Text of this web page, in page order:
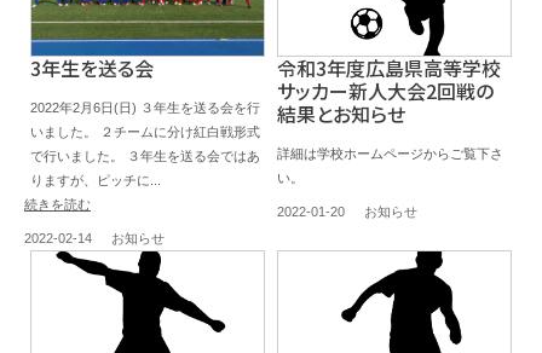
3年生を送る会
2022年2月6日(日) ３年生を送る会を行
いました。 ２チームに分け紅白戦形式
で行いました。 ３年生を送る会ではあ
りますが、ピッチに...
続きを読む
2022-02-14 お知らせ
令和3年度広島県高等学校
サッカー新人大会2回戦の
結果とお知らせ
詳細は学校ホームページからご覧下さ
い。
2022-01-20 お知らせ